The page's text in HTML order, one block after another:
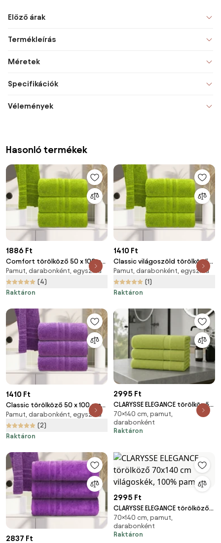
Előző árak
Termékleírás
Méretek
Specifikációk
Vélemények
Hasonló termékek
1886 Ft
Comfort törölköző 50 x 100 cm
világos zöld, 100% pamut
Pamut, darabonként, egyszínű
(4)
Raktáron
1410 Ft
Classic világoszöld törölköző
50 x 100 cm, 100% pamut
Pamut, darabonként, egyszínű
(1)
Raktáron
1410 Ft
Classic törölköző 50 x 100 cm
lila, 100% pamut
Pamut, darabonként, egyszínű
(2)
Raktáron
2995 Ft
CLARYSSE ELEGANCE törölköző
70x140 cm zöld, 100% pamut
70×140 cm, pamut,
darabonként
Raktáron
2837 Ft
2995 Ft
CLARYSSE ELEGANCE törölköző
70x140 cm világoskék, 100%
pamut
70×140 cm, pamut,
darabonként
Raktáron